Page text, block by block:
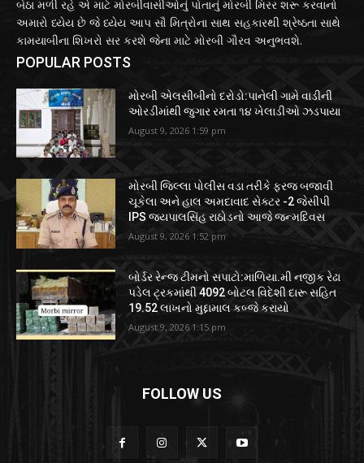
બેઠા મળી રહે એ માટે મોરબીવાસીઓનું પોતાનું મોરબી મિરર શરૂ કરવાનો
અમારો ધ્યેય છે જે ધ્યેય આપ સૌ મિત્રોના સાથ સહકારથી શ્રેષ્ઠતા સાથે
કામયાબીના શિખરો સર કરશે જેના માટે મોરબી ગૌરવ અનુભવશે.
POPULAR POSTS
મોરબી એલસીબીનો દરોડો:પાનેલી ગામે વાડીની
ઓરડીમાંથી જુગાર રમતા ૧૪ ખેલાડીઓ ઝડપાયા
August 9, 2026 1:59 pm
મોરબી જિલ્લા પોલીસ વડા તરીકે ફરજ બજાવી
ચૂકેલા અને હાલ અમદાવાદ સેક્ટર -2 જેસીપી
IPS જયપાલસિંહ રાઠોડનો આજે જન્મદિવસ
August 9, 2026 1:52 pm
બોર્ડર રેન્જ ટીમનો સપાટો:માળિયા.મી નજીક રેઢા
પડેલ ટ્રકમાંથી 4092 બોટલ વિદેશી દારૂ સહિત
19.52 લાખનો મુદ્દામાલ કબ્જે કરાયો
August 9, 2026 1:15 pm
FOLLOW US